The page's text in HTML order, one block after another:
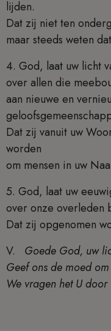
lijden.
Dat zij niet ten
maar steeds weten
4. God, laat uw licht
over allen die
aan nieuwe en
Dat zij vanuit uw
worden
om mensen in uw
5. God, laat uw
over onze overleden
Dat zij opgenomen
V. Goede God, uw
Geef ons de moed
We vragen het U door